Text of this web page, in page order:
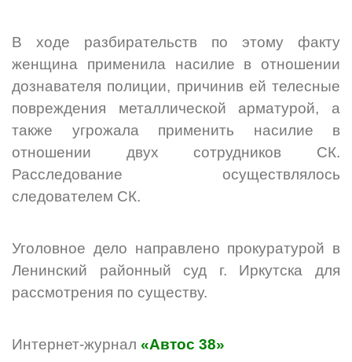
В ходе разбирательств по этому факту
женщина применила насилие в отношении
дознавателя полиции, причинив ей телесные
повреждения металлической арматурой, а
также угрожала применить насилие в
отношении двух сотрудников СК.
Расследование осуществлялось
следователем СК.
Уголовное дело направлено прокуратурой в
Ленинский районный суд г. Иркутска для
рассмотрения по существу.
Интернет-журнал «Автос 38»